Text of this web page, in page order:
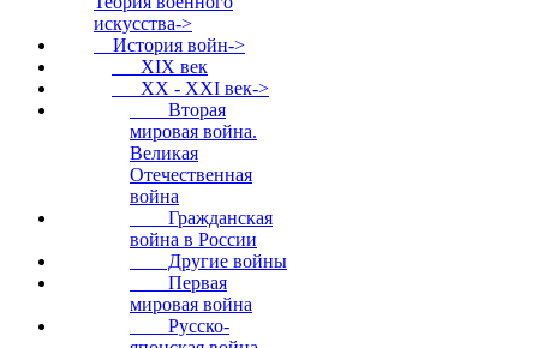
искусства->
История войн->
XIX век
XX - XXI век->
Вторая
мировая война.
Великая
Отечественная
война
Гражданская
война в России
Другие войны
Первая
мировая война
Русско-